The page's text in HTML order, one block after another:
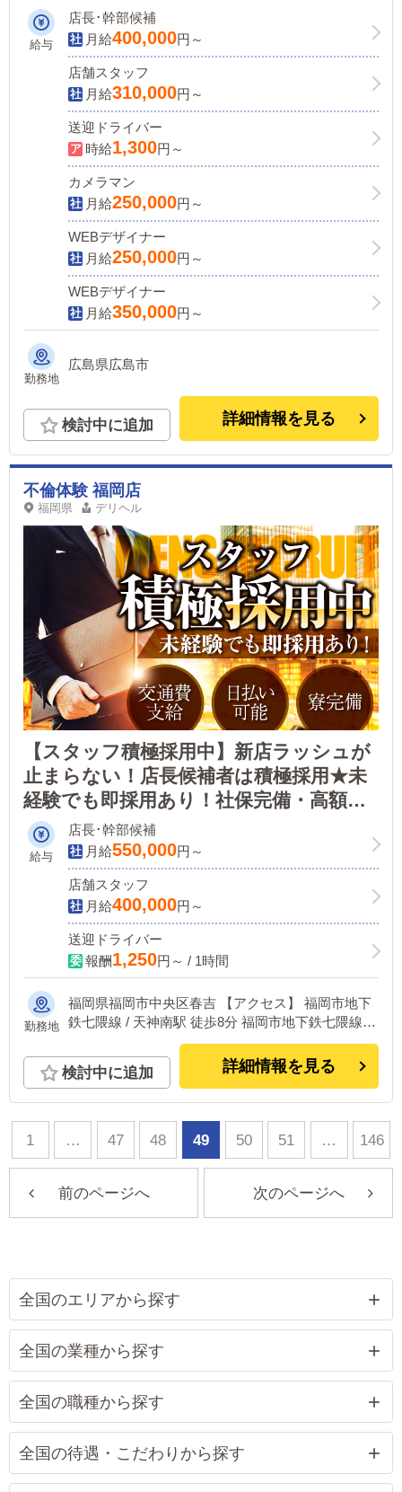
カサブランカグループで、あなたの可能
性を広げてみませんか？
給与
店長･幹部候補
月給400,000円～
店舗スタッフ
月給310,000円～
送迎ドライバー
時給1,300円～
カメラマン
月給250,000円～
WEBデザイナー
月給250,000円～
WEBデザイナー
月給350,000円～
勤務地
広島県広島市
検討中に追加 詳細情報を見る
不倫体験 福岡店
福岡県 デリヘル
【スタッフ積極採用中】新店ラッシュが
止まらない！店長候補者は積極採用★未
経験でも即採用あり！社保完備・高額給
与・圧倒的魅力の大手グループ！！
給与
店長･幹部候補
月給550,000円～
店舗スタッフ
月給400,000円～
送迎ドライバー
報酬1,250円～ / 1時間
勤務地
福岡県福岡市中央区春吉 【アクセス】 福岡市地下
鉄七隈線 / 天神南駅 徒歩8分 福岡市地下鉄七隈線 /
渡辺通駅 徒歩10分 福岡市地下鉄空港線 / 中洲川端
駅 徒歩13分 西鉄天神大牟田線 / 薬院駅 徒歩13分 福
岡市地下鉄空港線 / 祇園駅 徒歩15分 西鉄天神大牟
検討中に追加 詳細情報を見る
1 … 47 48 49 50 51 … 146
前のページへ 次のページへ
全国のエリアから探す
全国の業種から探す
全国の職種から探す
全国の待遇・こだわりから探す